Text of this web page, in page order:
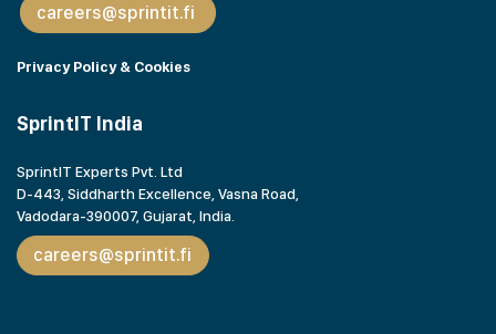
careers@sprintit.fi
Privacy Policy & Cookies
SprintIT India
SprintIT Experts Pvt. Ltd
D-443, Siddharth Excellence, Vasna Road,
Vadodara-390007, Gujarat, India.
careers@sprintit.fi